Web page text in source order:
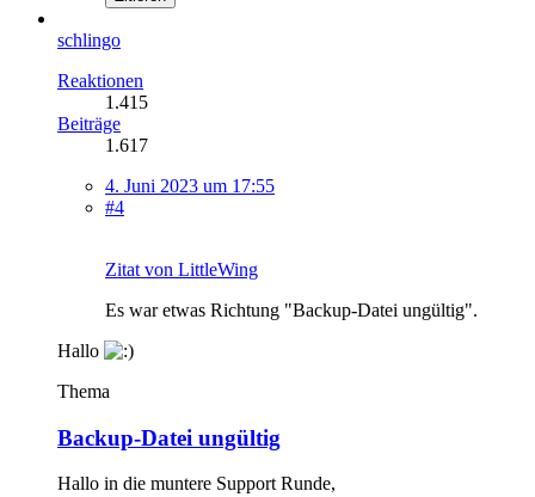
schlingo
Reaktionen
1.415
Beiträge
1.617
4. Juni 2023 um 17:55
#4
Zitat von LittleWing
Es war etwas Richtung "Backup-Datei ungültig".
Hallo
Thema
Backup-Datei ungültig
Hallo in die muntere Support Runde,